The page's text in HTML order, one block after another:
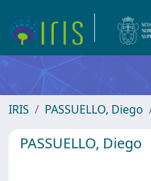
IRIS PASSUELLO, Diego
PASSUELLO, Diego